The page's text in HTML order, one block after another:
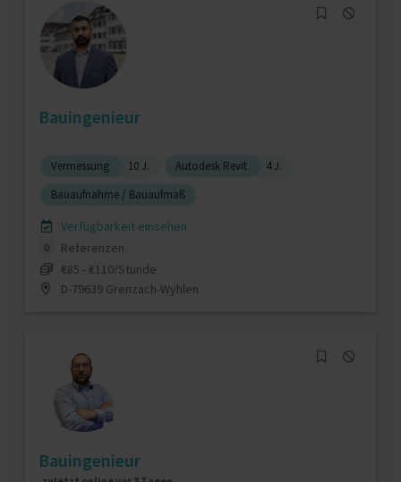
Bauingenieur
Vermessung 10 J. Autodesk Revit
4 J.
Bauaufnahme / Bauaufmaß
Verfügbarkeit einsehen
0
Referenzen
€85 - €110/Stunde
D-79639 Grenzach-Wyhlen
Bauingenieur